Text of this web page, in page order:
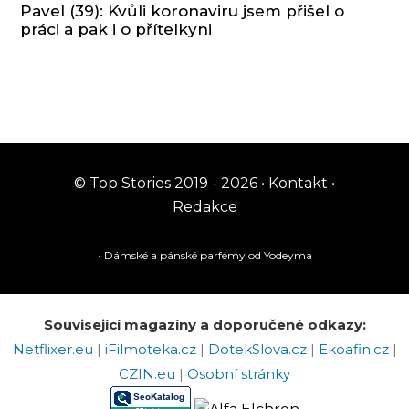
Pavel (39): Kvůli koronaviru jsem přišel o
práci a pak i o přítelkyni
© Top Stories 2019 - 2026 • Kontakt •
Redakce
• Dámské a pánské parfémyod Yodeyma
Související magazíny a doporučené odkazy:
Netflixer.eu | iFilmoteka.cz | DotekSlova.cz | Ekoafin.cz |
CZIN.eu | Osobní stránky